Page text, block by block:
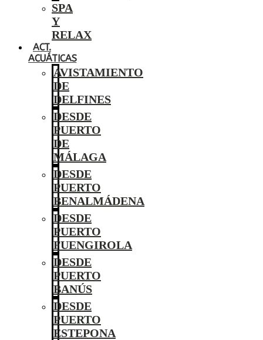
SPA
Y
RELAX
ACT.
ACUÁTICAS
AVISTAMIENTO
DE
DELFINES
DESDE
PUERTO
DE
MÁLAGA
DESDE
PUERTO
BENALMÁDENA
DESDE
PUERTO
FUENGIROLA
DESDE
PUERTO
BANÚS
DESDE
PUERTO
ESTEPONA